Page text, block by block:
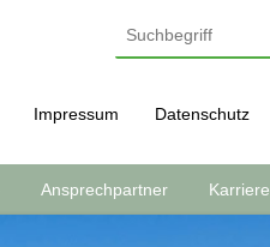
Impressum Datenschutz
Ansprechpartner Karriere